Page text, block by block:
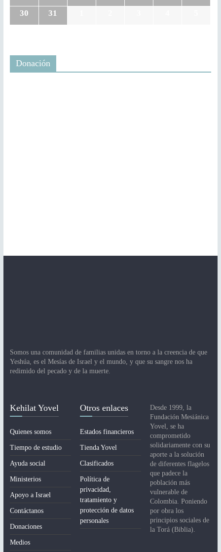
30
31
Donación
Somos una comunidad de familias unidas en torno a la creencia de que
Yeshúa, es el Mesías de Israel y el mundo, y que su sangre nos ha
redimido del pecado y de la muerte.
Kehilat Yovel
Quienes somos
Tiempo de estudio
Ayuda social
Ministerios
Apoyo a Israel
Contáctanos
Donaciones
Medios
Otros enlaces
Estados financieros
Tienda Yovel
Clasificados
Política de
privacidad,
tratamiento y
protección de datos
personales
Desde 1999, la
Fundación Mesiánica
Yovel, se ha
comprometido
solidariamente con su
aporte a la solución
de diferentes flagelos
que padece la
población más
vulnerable de
Colombia. Poniendo
por obra los
principios sociales de
la Torá (Biblia).